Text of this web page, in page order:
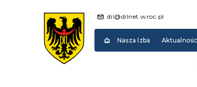
dil@dilnet.wroc.pl
Nasza Izba